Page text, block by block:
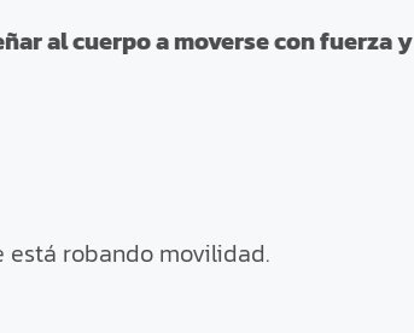
al cuerpo a moverse con fuerza y
está robando movilidad.